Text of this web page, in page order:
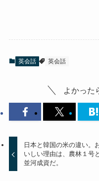
英会話 英会話
よかった
日本と韓国の米の違い。
いしい理由は、農林１号と
並河成資だ。